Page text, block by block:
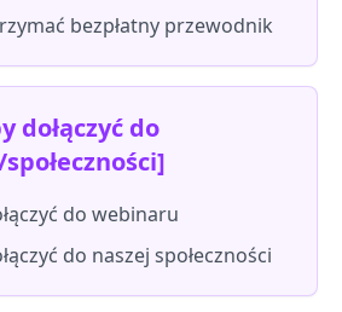
bezpłatny przewodnik
dołączyć do
do webinaru
do naszej społeczności